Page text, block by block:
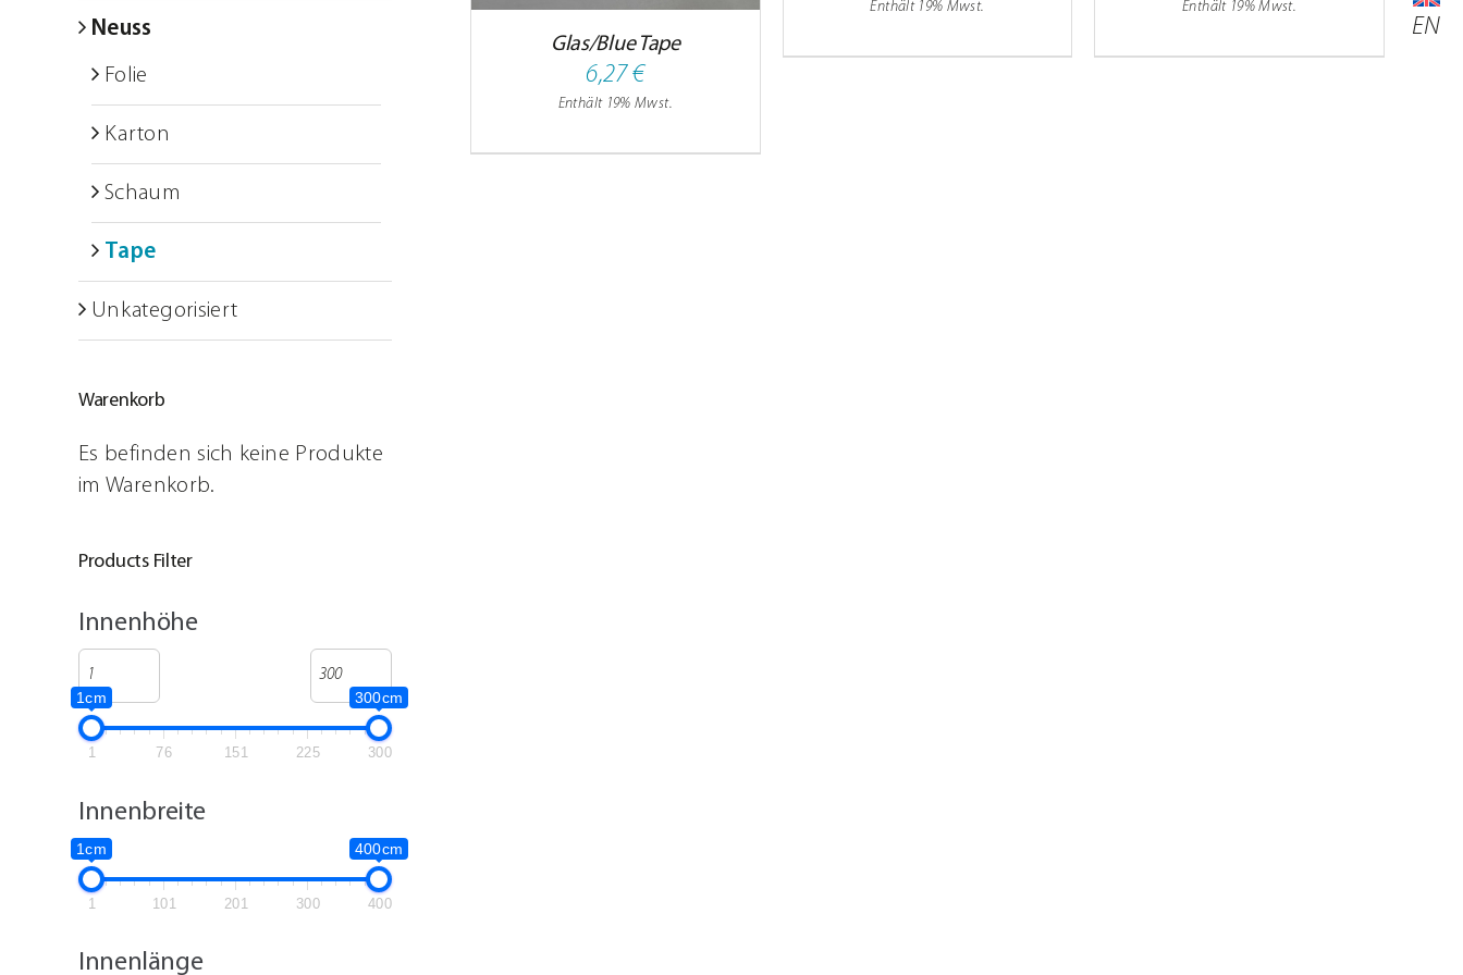
EN
Glas/Blue Tape
6,27€
Enthält 19% Mwst.
Enthält 19% Mwst. Enthält 19% Mwst.
Neuss
Folie
Karton
Schaum
Tape
Unkategorisiert
Warenkorb
Es befinden sich keine Produkte
im Warenkorb.
Products Filter
Innenhöhe
1cm 300cm
1 76 151 225 300
Innenbreite
1cm 400cm
1 101 201 300 400
Innenlänge
Schulungen
ARTSECO Blog – Stories und Infos
Jobs
Kontakt